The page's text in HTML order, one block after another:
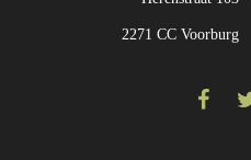
2271 CC Voorburg